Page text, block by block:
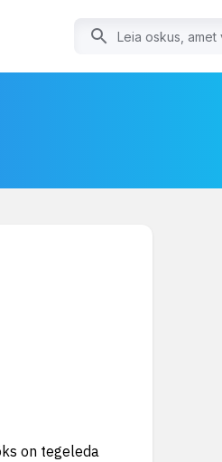
on tegeleda